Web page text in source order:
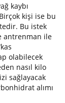
kaybı
kişi ise bu
Bu istek
antrenman ile
olabilecek
nasıl kilo
sağlayacak
alımı